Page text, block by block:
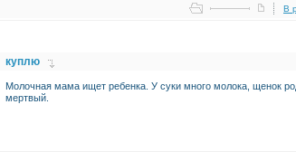
В
куплю
Молочная мама ищет ребенка. У суки много молока, щенок
мертвый.